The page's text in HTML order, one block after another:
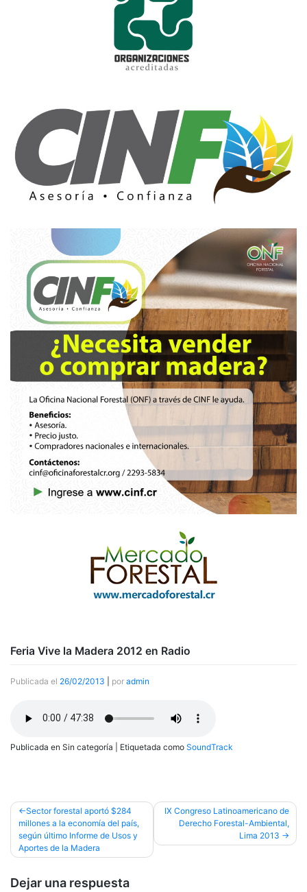
Feria Vive la Madera 2012 en Radio
Publicada el 26/02/2013 por admin
Publicada en Sin categoría Etiquetada como SoundTrack
Navegación
de
entradas
Sector forestal aportó $284
millones a la economía del país,
según último Informe de Usos y
Aportes de la Madera
IX Congreso Latinoamericano de
Derecho Forestal-Ambiental,
Lima 2013
Dejar una respuesta